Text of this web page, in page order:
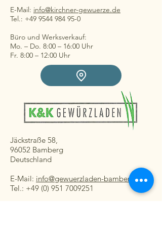
E-Mail: info@kirchner-gewuerze.de
Tel.: +49 9544 984 95-0
Büro und Werksverkauf:
Mo. – Do. 8:00 – 16:00 Uhr
Fr. 8:00 – 12:00 Uhr
Jäckstraße 58,
96052 Bamberg
Deutschland
E-Mail: info@gewuerzladen-bamberg.de
Tel.: +49 (0) 951 7009251